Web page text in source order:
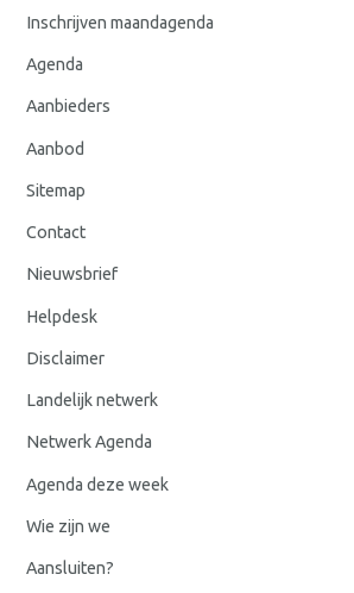
Inschrijven maandagenda
Agenda
Aanbieders
Aanbod
Sitemap
Contact
Nieuwsbrief
Helpdesk
Disclaimer
Landelijk netwerk
Netwerk Agenda
Agenda deze week
Wie zijn we
Aansluiten?